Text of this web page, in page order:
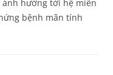
hưởng tới hệ miễn
bệnh mãn tính